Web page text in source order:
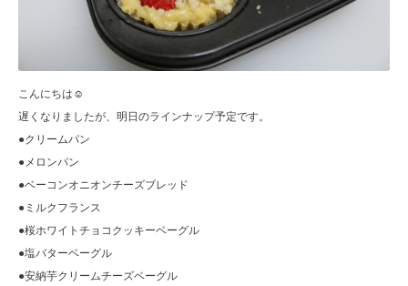
こんにちは☺︎
遅くなりましたが、明日のラインナップ予定です。
●クリームパン
●メロンパン
●ベーコンオニオンチーズブレッド
●ミルクフランス
●桜ホワイトチョコクッキーベーグル
●塩バターベーグル
●安納芋クリームチーズベーグル